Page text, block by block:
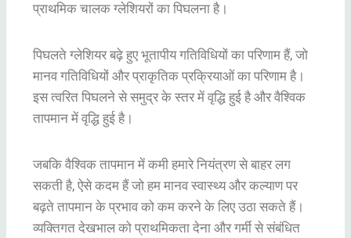
प्राथमिक चालक ग्लेशियरों का पिघलना है।
पिघलते ग्लेशियर बढ़े हुए भूतापीय गतिविधियों का परिणाम हैं, जो
मानव गतिविधियों और प्राकृतिक प्रक्रियाओं का परिणाम है।
इस त्वरित पिघलने से समुद्र के स्तर में वृद्धि हुई है और वैश्विक
तापमान में वृद्धि हुई है।
जबकि वैश्विक तापमान में कमी हमारे नियंत्रण से बाहर लग
सकती है, ऐसे कदम हैं जो हम मानव स्वास्थ्य और कल्याण पर
बढ़ते तापमान के प्रभाव को कम करने के लिए उठा सकते हैं।
व्यक्तिगत देखभाल को प्राथमिकता देना और गर्मी से संबंधित